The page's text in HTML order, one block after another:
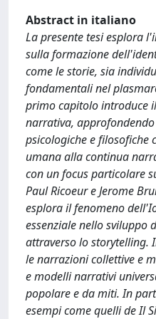
Abstract in italiano
La presente tesi esplora
sulla formazione
come le storie, sia
fondamentali nel
primo capitolo introduce
narrativa,
psicologiche e filosofiche
umana alla continua
con un focus particolare
Paul Ricoeur e Jerome
esplora il fenomeno
essenziale nello sviluppo
attraverso lo storytelling.
le narrazioni collettive e
e modelli narrativi
popolare e da miti. In
esempi come quelli de Il